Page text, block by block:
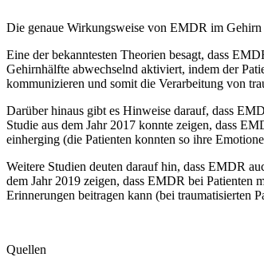
Die genaue Wirkungsweise von EMDR im Gehirn
Eine der bekanntesten Theorien besagt, dass
Gehirnhälfte abwechselnd aktiviert, indem der
kommunizieren und somit die Verarbeitung von
Darüber hinaus gibt es Hinweise darauf, dass
Studie aus dem Jahr 2017 konnte zeigen, dass
einherging (die Patienten konnten so ihre
Weitere Studien deuten darauf hin, dass EMDR
dem Jahr 2019 zeigen, dass EMDR bei Patienten
Erinnerungen beitragen kann (bei traumatisierten
Quellen